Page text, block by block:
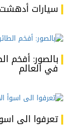
سيارات أدهشت
بالصور: أفخم
في العالم
تعرفوا الى